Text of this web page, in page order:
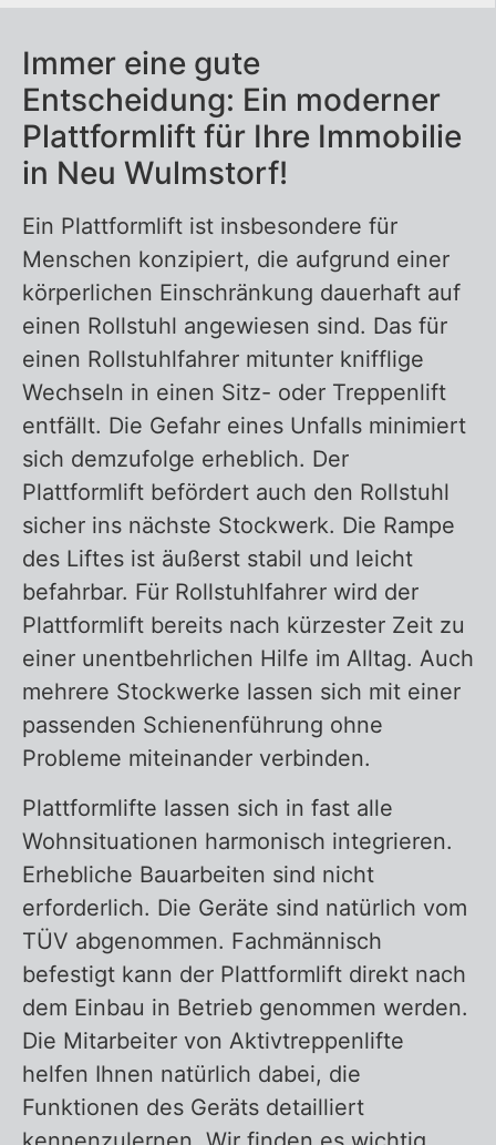
Seniorenlift
Treppenaufzug
Treppenlift
Zurück zur Übersicht – Plattformlift
Immer eine gute
Entscheidung: Ein moderner
Plattformlift für Ihre Immobilie
in Neu Wulmstorf!
Ein Plattformlift ist insbesondere für
Menschen konzipiert, die aufgrund einer
körperlichen Einschränkung dauerhaft auf
einen Rollstuhl angewiesen sind. Das für
einen Rollstuhlfahrer mitunter knifflige
Wechseln in einen Sitz- oder Treppenlift
entfällt. Die Gefahr eines Unfalls minimiert
sich demzufolge erheblich. Der
Plattformlift befördert auch den Rollstuhl
sicher ins nächste Stockwerk. Die Rampe
des Liftes ist äußerst stabil und leicht
befahrbar. Für Rollstuhlfahrer wird der
Plattformlift bereits nach kürzester Zeit zu
einer unentbehrlichen Hilfe im Alltag. Auch
mehrere Stockwerke lassen sich mit einer
passenden Schienenführung ohne
Probleme miteinander verbinden.
Plattformlifte lassen sich in fast alle
Wohnsituationen harmonisch integrieren.
Erhebliche Bauarbeiten sind nicht
erforderlich. Die Geräte sind natürlich vom
TÜV abgenommen. Fachmännisch
befestigt kann der Plattformlift direkt nach
dem Einbau in Betrieb genommen werden.
Die Mitarbeiter von Aktivtreppenlifte
helfen Ihnen natürlich dabei, die
Funktionen des Geräts detailliert